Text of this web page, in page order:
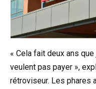
« Cela fait deux ans
veulent pas payer »,
rétroviseur. Les phares